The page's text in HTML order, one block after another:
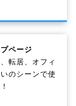
ページ
転居、オフィ
のシーンで使